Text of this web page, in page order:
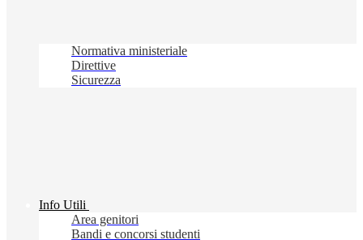
Normativa ministeriale
Direttive
Sicurezza
Info Utili
Area genitori
Bandi e concorsi studenti